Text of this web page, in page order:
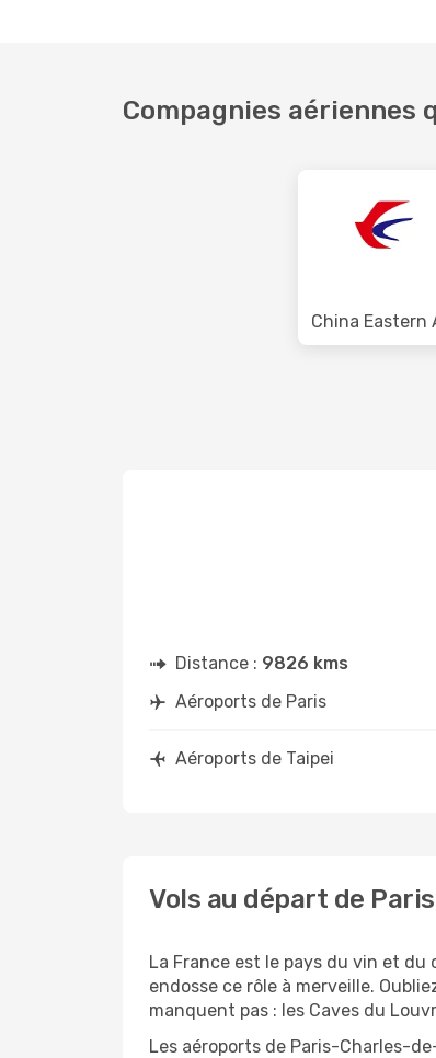
Compagnies aériennes
Distance : 9826 kms
Aéroports de Paris
Aéroports de Taipei
Vols au départ de Paris
La France est le pays du vin et du
endosse ce rôle à merveille.
manquent pas : les Caves du
Les aéroports de Paris-Charles-